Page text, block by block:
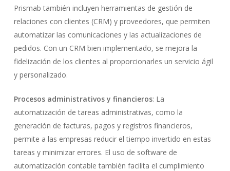
Prismab también incluyen herramientas de gestión de
relaciones con clientes (CRM) y proveedores, que permiten
automatizar las comunicaciones y las actualizaciones de
pedidos. Con un CRM bien implementado, se mejora la
fidelización de los clientes al proporcionarles un servicio ágil
y personalizado.
Procesos administrativos y financieros: La
automatización de tareas administrativas, como la
generación de facturas, pagos y registros financieros,
permite a las empresas reducir el tiempo invertido en estas
tareas y minimizar errores. El uso de software de
automatización contable también facilita el cumplimiento